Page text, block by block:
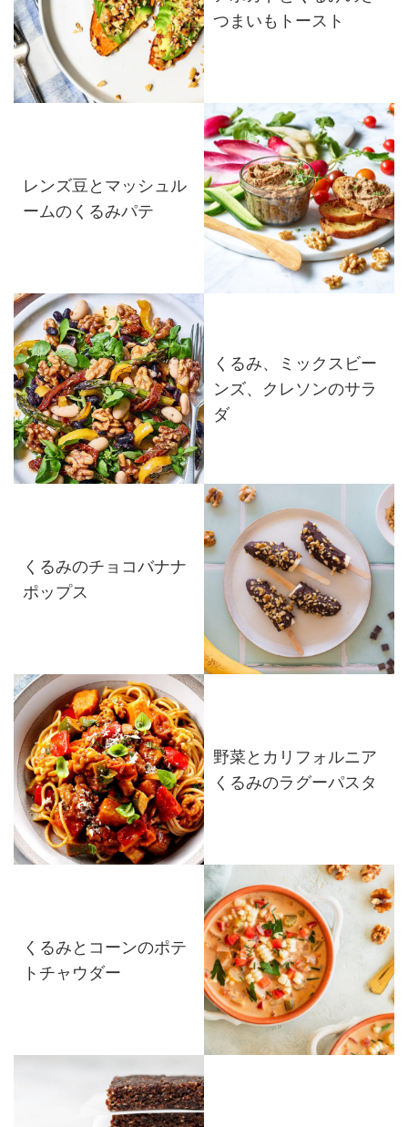
つまいもトースト
レンズ豆とマッシュル
ームのくるみパテ
くるみ、ミックスビー
ンズ、クレソンのサラ
ダ
くるみのチョコバナナ
ポップス
野菜とカリフォルニア
くるみのラグーパスタ
くるみとコーンのポテ
トチャウダー